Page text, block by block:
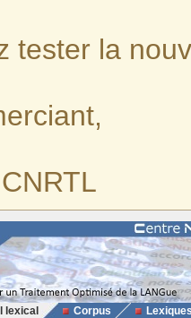
tester la
lexical Corpus